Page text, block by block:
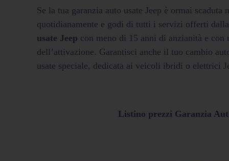
Se la tua garanzia auto usate Jeep è ormai
quotidianamente e godi di tutti i servizi offerti
usate Jeep con meno di 15 anni di anzianità e
dell’attivazione. Garantisci anche il tuo cambio
usate speciale, dedicata ai veicoli ibridi o elettrici
Listino prezzi Garanzia